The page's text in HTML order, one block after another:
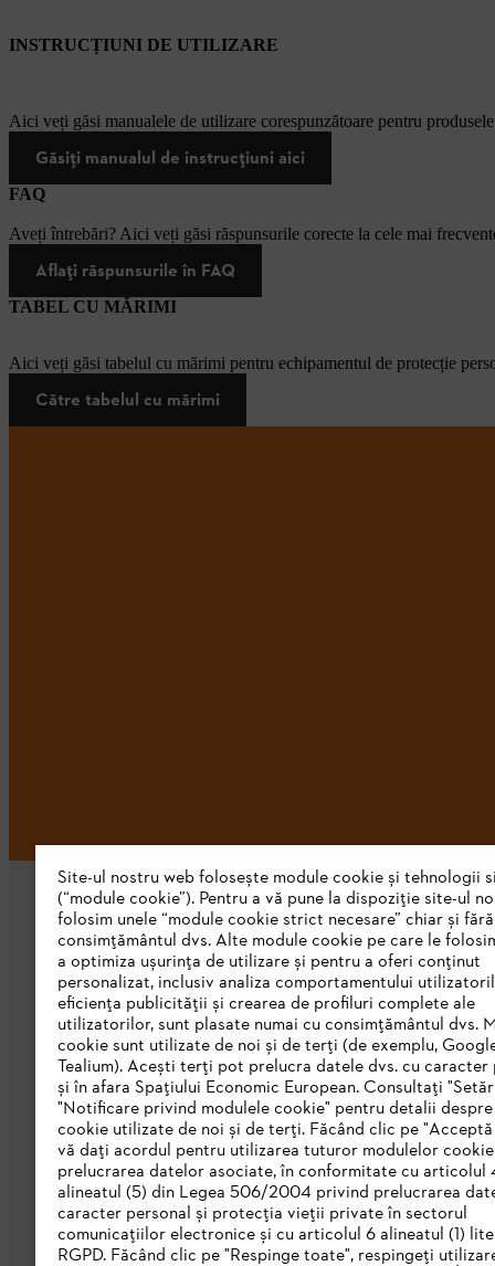
INSTRUCȚIUNI DE UTILIZARE
Aici veți găsi manualele de utilizare corespunzătoare pentru
Găsiți manualul de instrucțiuni aici
FAQ
Aveți întrebări? Aici veți găsi răspunsurile corecte la cele mai
Aflați răspunsurile în FAQ
TABEL CU MĂRIMI
Aici veți găsi tabelul cu mărimi pentru echipamentul de protecție
Către tabelul cu mărimi
STIHL Romania
Despre noi
Catalog
Linia de Integritate STIHL
Site-ul nostru web folosește module cookie și tehnologii
(“module cookie”). Pentru a vă pune la dispoziție site-ul
folosim unele “module cookie strict necesare” chiar și fără
consimțământul dvs. Alte module cookie pe care le
a optimiza ușurința de utilizare și pentru a oferi conținut
personalizat, inclusiv analiza comportamentului
eficiența publicității și crearea de profiluri complete ale
utilizatorilor, sunt plasate numai cu consimțământul dvs.
cookie sunt utilizate de noi și de terți (de exemplu,
Tealium). Acești terți pot prelucra datele dvs. cu caracter
și în afara Spațiului Economic European. Consultați
"Notificare privind modulele cookie" pentru detalii
cookie utilizate de noi și de terți. Făcând clic pe
vă dați acordul pentru utilizarea tuturor modulelor
prelucrarea datelor asociate, în conformitate cu articolul
alineatul (5) din Legea 506/2004 privind prelucrarea
caracter personal și protecția vieții private în sectorul
comunicațiilor electronice și cu articolul 6 alineatul (1)
RGPD. Făcând clic pe "Respinge toate", respingeți